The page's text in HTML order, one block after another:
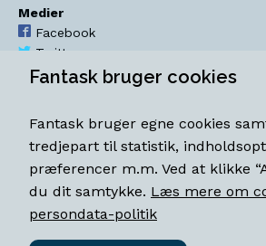
Medier
Facebook
Twitter
YouTube
Åbningstider
Mandag-torsdag 11-18
Fredag 11-18.30
Lørdag 11-15
Fantask bruger cookies
Fantask bruger egne cookies
tredjepart til statistik,
præferencer m.m. Ved at klikke
du dit samtykke. Læs mere om
persondata-politik